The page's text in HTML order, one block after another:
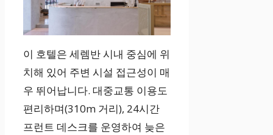
이 호텔은 세렘반 시내 중심에 위
치해 있어 주변 시설 접근성이 매
우 뛰어납니다. 대중교통 이용도
편리하며(310m 거리), 24시간
프런트 데스크를 운영하여 늦은